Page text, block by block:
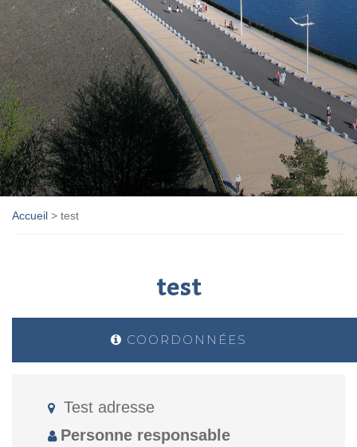
Accueil > test
test
COORDONNÉES
Test adresse
Personne responsable